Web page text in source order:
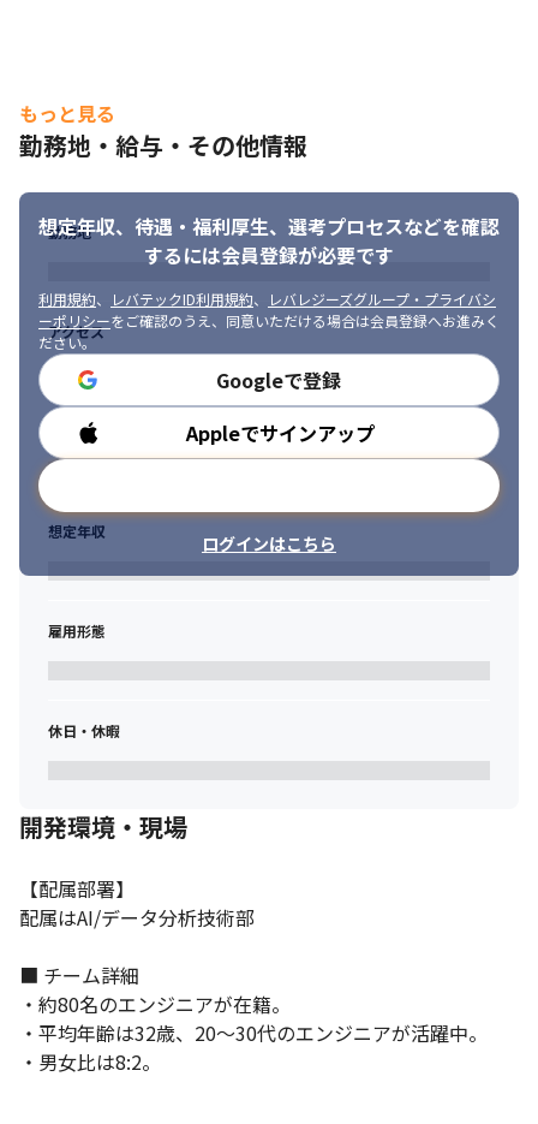
【プロジェクト例】
■ 物体検出モデルによる家畜見守りサービス開発（画像認識）
内容： エッジAI向け検知アルゴリズム開発、AIモデル最適化、
MLOps構築。エッジAI向けにモデルの軽量化や高速推論なども担
■ 大規模言語モデルを活用した音声認識精度向上（自然言語処
理）
言語・技術： Python（Transformers、PyTorch、pandas）
内容： 要約・誤り訂正・分類タスクのモデル比較検証を実施。複
数モデルの精度検証・比較、データ前処理や分析も含む。
■ 医療データの分析基盤開発
言語・技術： dbt、ClickHouse、Airflow
内容： 医療業界向けに分析用データの集約、サーバ・DB設計構築
をサポート。分析に適したデータ整備から基盤構築までを担当。
＜技術スタック＞
/ GitHub / AWS / GCP など
【スキルアップ支援】
在籍）
・社内技術ブログ「note」で技術発信可能
環境として自由に利用）
・GitHub Copilot利用可（プロトタイピング・実験効率向上に寄
【働き方・環境】
・待機保証100%（給与カットなし）
・年間休日130日以上（年休125＋有給5日以上）
・残業月平均約10時間
・20〜30代中心、意見交換が活発
・趣味ベースのコミュニティあり（ゲーム／音楽／アウトドア
等）
もっと見る
勤務地・給与・その他情報
想定年収、待遇・福利厚生、 選考プロセスなどを確認
するには会員登録が必要です
利用規約、 レバテックID利用規約、
レバレジーズグループ・プライバシ
ーポリシーをご確認のうえ、同意いただける場合は会員登録へお進みく
ださい。
Googleで登録
Appleでサインアップ
ログインはこちら
勤務地
アクセス
勤務時間
想定年収
雇用形態
休日・休暇
開発環境・現場
【配属部署】
配属はAI/データ分析技術部
■ チーム詳細
・約80名のエンジニアが在籍。
・平均年齢は32歳、20～30代のエンジニアが活躍中。
・男女比は8:2。